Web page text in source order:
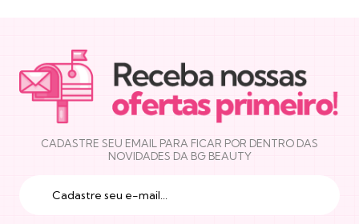
NEWSLETTER
CADASTRE SEU EMAIL PARA FICAR POR DENTRO DAS
NOVIDADES DA BG BEAUTY